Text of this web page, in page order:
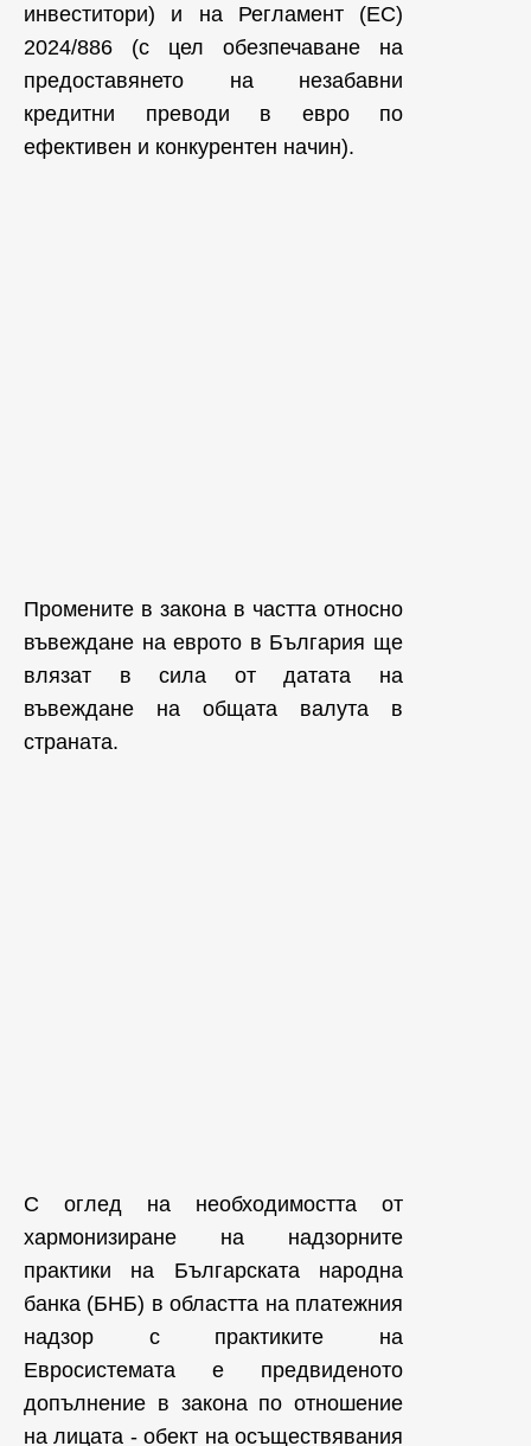
инвеститори) и на Регламент (ЕС)
2024/886 (с цел обезпечаване на
предоставянето на незабавни
кредитни преводи в евро по
ефективен и конкурентен начин).
Промените в закона в частта относно
въвеждане на еврото в България ще
влязат в сила от датата на
въвеждане на общата валута в
страната.
С оглед на необходимостта от
хармонизиране на надзорните
практики на Българската народна
банка (БНБ) в областта на платежния
надзор с практиките на
Евросистемата е предвиденото
допълнение в закона по отношение
на лицата - обект на осъществявания